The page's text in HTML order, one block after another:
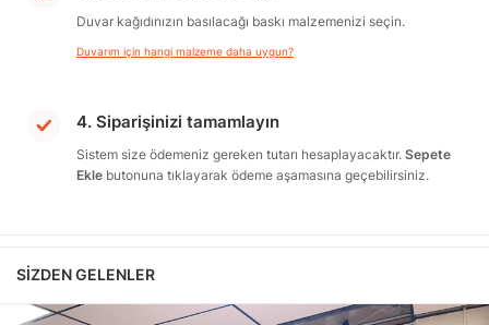
Duvar kağıdınızın basılacağı baskı malzemenizi seçin.
Duvarım için hangi malzeme daha uygun?
4. Siparişinizi tamamlayın
Sistem size ödemeniz gereken tutarı hesaplayacaktır. Sepete
Ekle butonuna tıklayarak ödeme aşamasına geçebilirsiniz.
SIZDEN GELENLER